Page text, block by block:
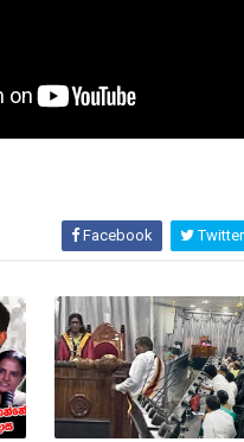
Facebook Twitter